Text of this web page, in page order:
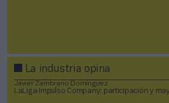
La industria opina
Javier Zambrano Domínguez
LaLiga Impulso Company: participación y